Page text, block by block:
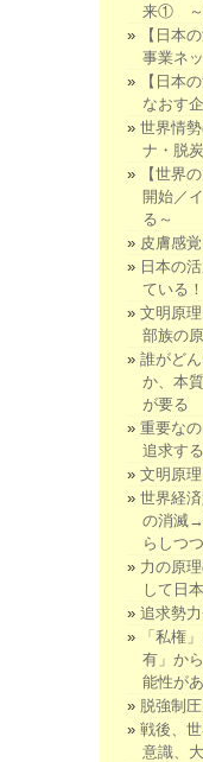
来① ～
【日本
事業ネ
【日本
なおす
世界情
ナ・脱
【世界
開始／
る～
皮膚感
日本の
ている！
文明原
部族の
誰がど
か、本
が要る
重要な
追求す
文明原
世界経
の消滅→
らしつ
力の原
して日
追求勢
「私権
有」か
能性が
脱強制
戦後、
意識、